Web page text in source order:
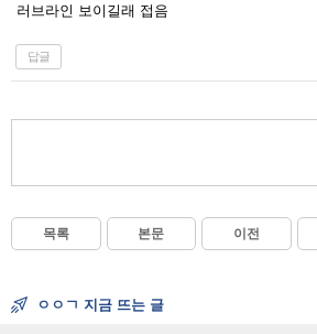
러브라인 보이길래 접음
답글
목록 본문 이전
ㅇㅇㄱ 지금 뜨는 글